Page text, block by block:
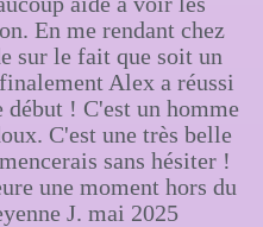
En me rendant chez
sur le fait que soit un
Alex a réussi
début ! C'est un homme
C'est une très belle
sans hésiter !
une moment hors du
J. mai 2025